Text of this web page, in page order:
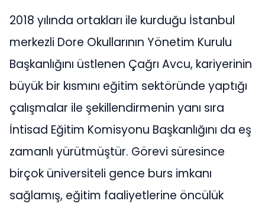
2018 yılında ortakları ile kurduğu İstanbul
merkezli Dore Okullarının Yönetim Kurulu
Başkanlığını üstlenen Çağrı Avcu, kariyerinin
büyük bir kısmını eğitim sektöründe yaptığı
çalışmalar ile şekillendirmenin yanı sıra
İntisad Eğitim Komisyonu Başkanlığını da eş
zamanlı yürütmüştür. Görevi süresince
birçok üniversiteli gence burs imkanı
sağlamış, eğitim faaliyetlerine öncülük